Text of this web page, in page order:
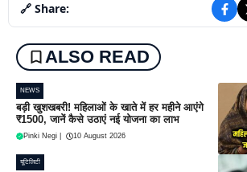
🔗 Share:
ALSO READ
NEWS
बड़ी खुशखबरी! महिलाओं के खाते में हर महीने आएंगे
₹1500, जानें कैसे उठाएं नई योजना का लाभ
Pinki Negi 10 August 2026
यूटिलिटी